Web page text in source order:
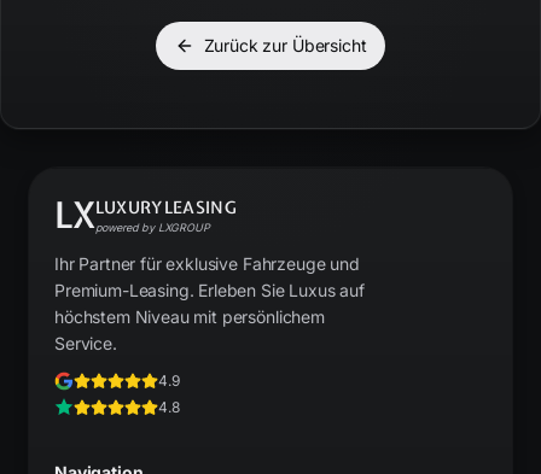
Zurück zur Übersicht
LXLUXURYLEASING
powered by LXGROUP
Ihr Partner für exklusive Fahrzeuge und
Premium-Leasing. Erleben Sie Luxus auf
höchstem Niveau mit persönlichem
Service.
4.9
4.8